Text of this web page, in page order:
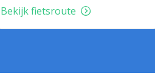
Bekijk fietsroute